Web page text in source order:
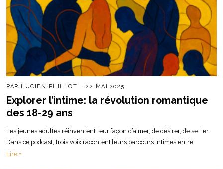
PAR LUCIEN PHILLOT 22 MAI 2025
Explorer l’intime: la révolution romantique
des 18-29 ans
Les jeunes adultes réinventent leur façon d’aimer, de désirer, de se lier.
Dans ce podcast, trois voix racontent leurs parcours intimes entre
Lire +